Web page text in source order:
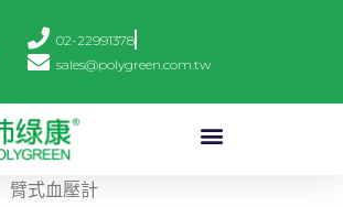
02-22991378
sales@polygreen.com.tw
臂式血壓計